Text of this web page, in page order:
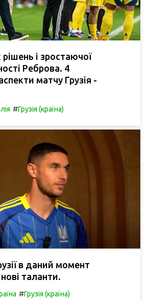
і зростаючої
Реброва. 4
матчу Грузія -
#Грузія (країна)
в даний момент
таланти.
#Грузія (країна)